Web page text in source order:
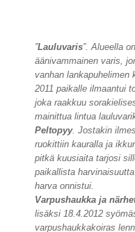
”Lauluvaris”. Alueella
äänivammainen varis,
vanhan
2011 paikalle ilmaantui
joka raakkuu
mainittua lintua
Peltopyy. Jostakin
ruokittiin kauralla ja
pitkä kuusiaita tarjosi
paikallista
harva onnistui.
Varpushaukka ja
lisäksi 18.4.2012
varpushaukkakoiras